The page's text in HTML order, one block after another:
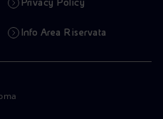
Info Area Riservata